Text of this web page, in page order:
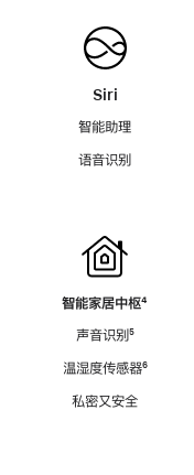
Siri
智能助理
语音识别
智能家居中枢脚
⁴
声音识别脚
⁵
温湿度传感器脚
⁶
私密又安全